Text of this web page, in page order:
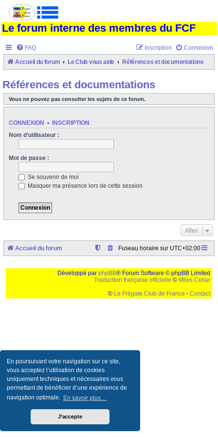
En poursuivant votre navigation sur ce site,
vous acceptez l’utilisation de cookies
uniquement techniques et nécessaires vous
permettant de bénéficier d’une expérience de
navigation optimale. En savoir plus…
J’accepte
Le forum interne des membres du FCF
FAQ Connexion
Inscription
Accueil du forum Le Club vous aide Références et documentations
Références et documentations
Vous ne pouvez pas consulter les sujets de ce forum.
CONNEXION • INSCRIPTION
Nom d’utilisateur :
Mot de passe :
Se souvenir de moi
Masquer ma présence lors de cette session
Aller
Accueil du forum Fuseau horaire sur UTC+02:00
Développé par phpBB® Forum Software © phpBB Limited
Traduction française officielle © Miles Cellar
© Le Frégate Club de France - Contact